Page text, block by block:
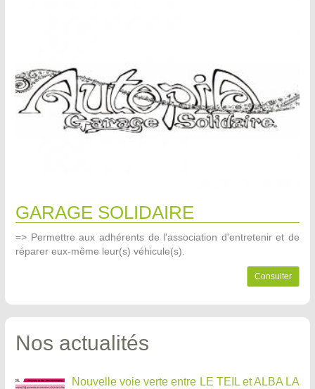
GARAGE SOLIDAIRE
=> Permettre aux adhérents de l'association d'entretenir et de
réparer eux-même leur(s) véhicule(s).
Consulter
Nos actualités
Nouvelle voie verte entre LE TEIL et ALBA LA